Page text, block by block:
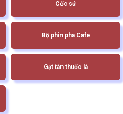
Cốc sứ
Bộ phin pha Cafe
Gạt tàn thuốc lá